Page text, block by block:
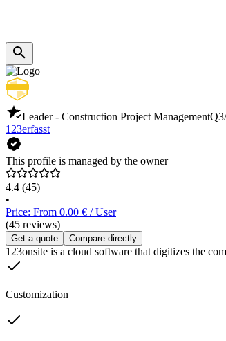
Leader - Construction Project Management
123erfasst
This profile is managed by the owner
4.4 (45)
•
Price: From 0.00 € / User
(45 reviews)
Get a quote Compare directly
123onsite is a cloud software that digitizes the
Customization